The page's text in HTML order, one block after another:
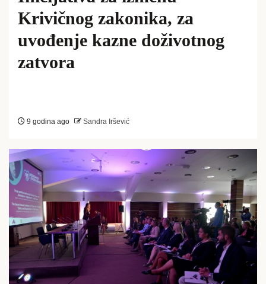
Krivičnog zakonika, za
uvođenje kazne doživotnog
zatvora
9 godina ago Sandra Iršević